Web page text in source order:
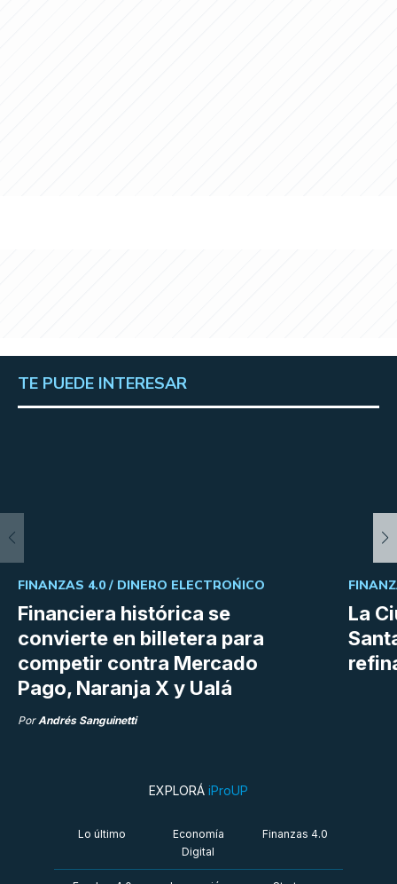
TE PUEDE INTERESAR
Financiera histórica se
convierte en billetera para
competir contra Mercado
Pago, Naranja X y Ualá
FINANZAS 4.0 / DINERO ELECTROŃICO
PorAndrés Sanguinetti
La
EXPLORÁ iProUP
Lo último
Economía
Digital
Finanzas 4.0